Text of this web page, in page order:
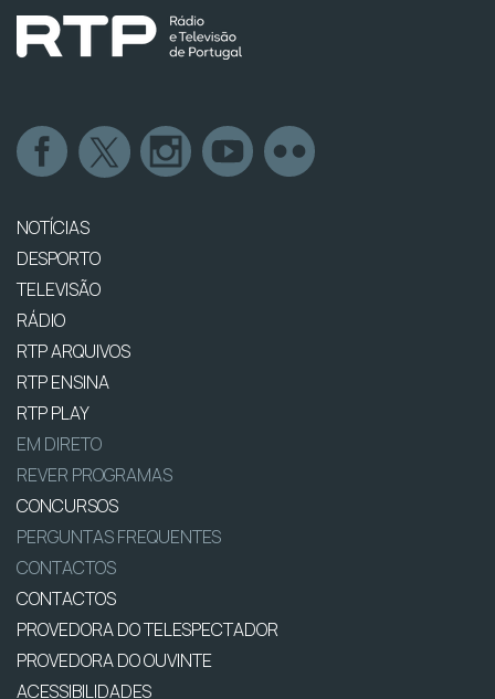
NOTÍCIAS
DESPORTO
TELEVISÃO
RÁDIO
RTP ARQUIVOS
RTP ENSINA
RTP PLAY
EM DIRETO
REVER PROGRAMAS
CONCURSOS
PERGUNTAS FREQUENTES
CONTACTOS
CONTACTOS
PROVEDORA DO TELESPECTADOR
PROVEDORA DO OUVINTE
ACESSIBILIDADES